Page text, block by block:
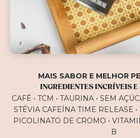
MAIS SABOR E MELHOR
INGREDIENTES INCRÍVEIS
CAFÉ • TCM • TAURINA • SEM
STÉVIA CAFEÍNA TIME RELEASE
PICOLINATO DE CROMO •
B